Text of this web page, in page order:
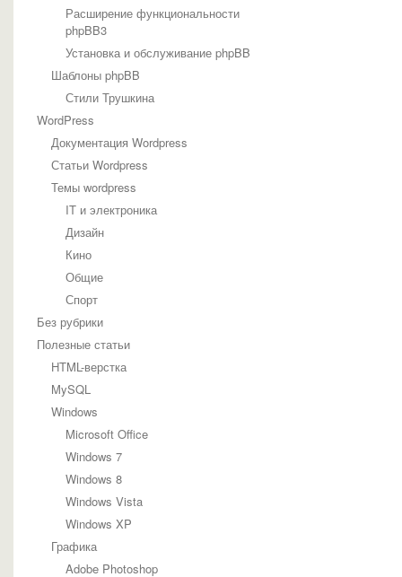
Расширение функциональности
phpBB3
Установка и обслуживание phpBB
Шаблоны phpBB
Стили Трушкина
WordPress
Документация Wordpress
Статьи Wordpress
Темы wordpress
IT и электроника
Дизайн
Кино
Общие
Спорт
Без рубрики
Полезные статьи
HTML-верстка
MySQL
Windows
Microsoft Office
Windows 7
Windows 8
Windows Vista
Windows XP
Графика
Adobe Photoshop